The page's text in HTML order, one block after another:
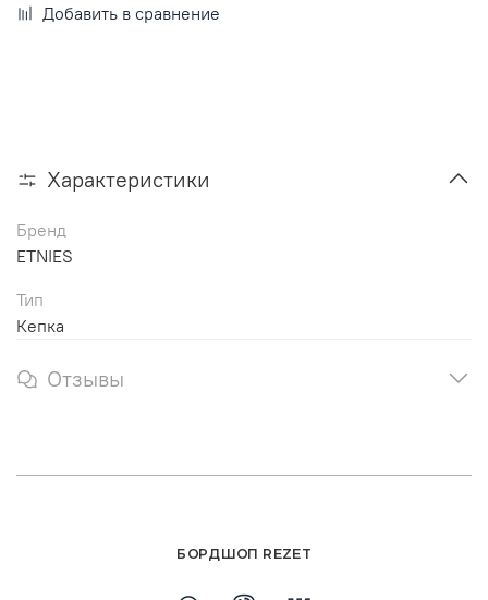
Добавить в сравнение
Характеристики
Бренд
ETNIES
Тип
Кепка
Отзывы
БОРДШОП REZET